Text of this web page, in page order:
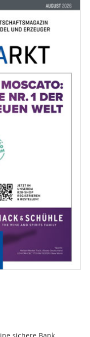
sichere Bank